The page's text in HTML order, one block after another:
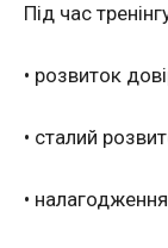
Під час
• розвиток
• сталий
•